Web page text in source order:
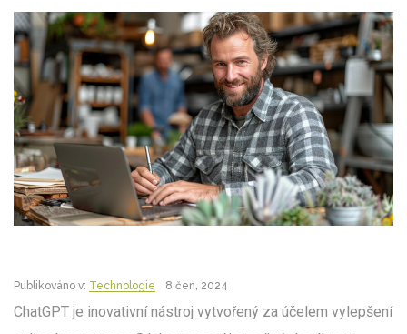
Publikováno v: Technologie 8 čen, 2024
ChatGPT je inovativní nástroj vytvořený za účelem vylepšení